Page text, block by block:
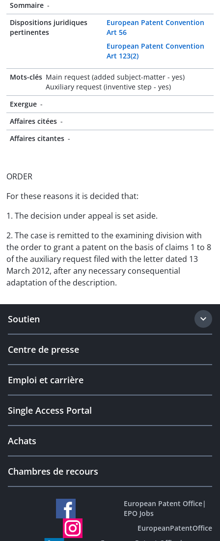
Sommaire -
Dispositions juridiques
pertinentes
European Patent Convention
Art 56
European Patent Convention
Art 123(2)
Mots-clés Main request (added subject-matter - yes)
Auxiliary request (inventive step - yes)
Exergue -
Affaires citées -
Affaires citantes -
ORDER
For these reasons it is decided that:
1. The decision under appeal is set aside.
2. The case is remitted to the examining division with
the order to grant a patent on the basis of claims 1 to 8
of the auxiliary request filed with the letter dated 13
March 2012, after any necessary consequential
adaptation of the description.
Soutien
Centre de presse
Emploi et carrière
Single Access Portal
Achats
Chambres de recours
European Patent Office|
EPO Jobs
EuropeanPatentOffice